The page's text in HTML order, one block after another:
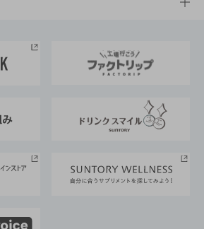
ーズ大阪
るサステナビリティ経営